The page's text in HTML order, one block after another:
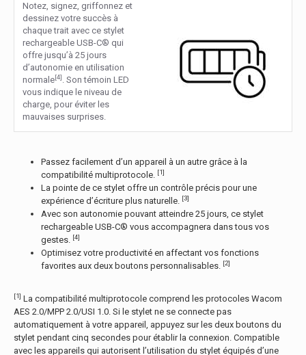
Notez, signez, griffonnez et
dessinez votre succès à
chaque trait avec ce stylet
rechargeable USB-C® qui
offre jusqu’à 25 jours
d’autonomie en utilisation
normale[4]. Son témoin LED
vous indique le niveau de
charge, pour éviter les
mauvaises surprises.
Passez facilement d’un appareil à un autre grâce à la
compatibilité multiprotocole. [1]
La pointe de ce stylet offre un contrôle précis pour une
expérience d’écriture plus naturelle. [3]
Avec son autonomie pouvant atteindre 25 jours, ce stylet
rechargeable USB-C® vous accompagnera dans tous vos
gestes. [4]
Optimisez votre productivité en affectant vos fonctions
favorites aux deux boutons personnalisables. [2]
[1] La compatibilité multiprotocole comprend les protocoles Wacom
AES 2.0/MPP 2.0/USI 1.0. Si le stylet ne se connecte pas
automatiquement à votre appareil, appuyez sur les deux boutons du
stylet pendant cinq secondes pour établir la connexion. Compatible
avec les appareils qui autorisent l’utilisation du stylet équipés d’une